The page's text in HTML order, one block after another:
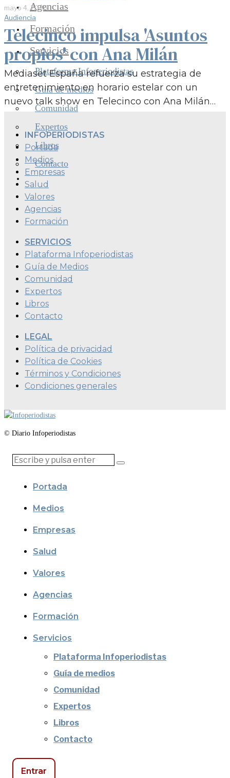
Agencias
Formación
Servicios
Plataforma Infoperiodistas
Guía de medios
Comunidad
Expertos
Libros
Contacto
mayo 4, 2026
Audiencia
Telecinco impulsa 'Asuntos
propios' con Ana Milán
Mediaset España refuerza su estrategia de
entretenimiento en horario estelar con un
nuevo talk show en Telecinco con Ana Milán…
INFOPERIODISTAS
Portada
Medios
Empresas
Salud
Valores
Agencias
Formación
SERVICIOS
Plataforma Infoperiodistas
Guía de Medios
Comunidad
Expertos
Libros
Contacto
LEGAL
Política de privacidad
Política de Cookies
Términos y Condiciones
Condiciones generales
© Diario Infoperiodistas
Portada
Medios
Empresas
Salud
Valores
Agencias
Formación
Servicios
Plataforma Infoperiodistas
Guía de medios
Comunidad
Expertos
Libros
Contacto
Entrar